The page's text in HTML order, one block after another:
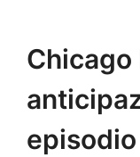
Chicago
episodio